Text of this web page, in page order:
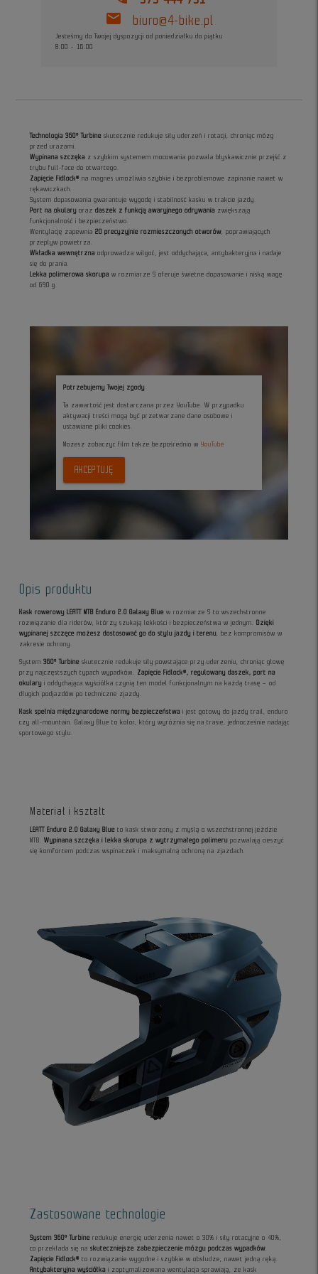
mail biuro@4-bike.pl
Jesteśmy do Twojej dyspozycji od poniedziałku do piątku
8:00 - 16:00
Technologia 360° Turbine skutecznie redukuje siły uderzeń i rotacji, chroniąc mózg
przed urazami.
Wypinana szczęka z szybkim systemem mocowania pozwala błyskawicznie przejść z
trybu full-face do otwartego.
Zapięcie Fidlock® na magnes umożliwia szybkie i bezproblemowe zapinanie nawet w
rękawiczkach.
System dopasowania gwarantuje wygodę i stabilność kasku w trakcie jazdy.
Port na okulary orazdaszek z funkcją awaryjnego odrywania zwiększają
funkcjonalność i bezpieczeństwo.
Wentylację zapewnia20 precyzyjnie rozmieszczonych otworów , poprawiających
przepływ powietrza.
Wkładka wewnętrzna odprowadza wilgoć, jest oddychająca, antybakteryjna i nadaje
się do prania.
Lekka polimerowa skorupa w rozmiarze S oferuje świetne dopasowanie i niską wagę
od 690 g.
Potrzebujemy Twojej zgody
Ta zawartość jest dostarczana przez YouTube. W przypadku
aktywacji treści mogą być przetwarzane dane osobowe i
ustawiane pliki cookies.
Możesz zobaczyc film także bezpośrednio w YouTube
AKCEPTUJĘ
Opis produktu
Kask rowerowy LEATT MTB Enduro 2.0 Galaxy Blue w rozmiarze S to wszechstronne
rozwiązanie dla riderów, którzy szukają lekkości i bezpieczeństwa w jednym. Dzięki
wypinanej szczęce możesz dostosować go do stylu jazdy i terenu
, bez kompromisów w
zakresie ochrony.
System360° Turbine skutecznie redukuje siły powstające przy uderzeniu, chroniąc głowę
przy najczęstszych typach wypadków. Zapięcie Fidlock®, regulowany daszek, port na
okulary i oddychająca wyściółka czynią ten model funkcjonalnym na każdą trasę – od
długich podjazdów po techniczne zjazdy.
Kask spełnia międzynarodowe normy bezpieczeństwa i jest gotowy do jazdy trail, enduro
czy all-mountain. Galaxy Blue to kolor, który wyróżnia się na trasie, jednocześnie nadając
sportowego stylu.
Materiał i kształt
LEATT Enduro 2.0 Galaxy Blue to kask stworzony z myślą o wszechstronnej jeździe
MTB.Wypinana szczęka i lekka skorupa z wytrzymałego polimeru pozwalają cieszyć
się komfortem podczas wspinaczek i maksymalną ochroną na zjazdach.
Zastosowane technologie
System 360° Turbine redukuje energię uderzenia nawet o 30% i siły rotacyjne o 40%,
co przekłada się naskuteczniejsze zabezpieczenie mózgu podczas wypadków
Zapięcie Fidlock® to rozwiązanie wygodne i szybkie w obsłudze, nawet jedną ręką.
Antybakteryjna wyściółka i zoptymalizowana wentylacja sprawiają, że kask